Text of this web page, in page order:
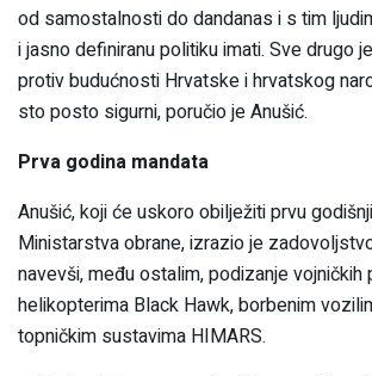
od samostalnosti do dandanas i s tim
i jasno definiranu politiku imati. Sve drugo
protiv budućnosti Hrvatske i hrvatskog
sto posto sigurni, poručio je Anušić.
Prva godina mandata
Anušić, koji će uskoro obilježiti prvu
Ministarstva obrane, izrazio je
navevši, među ostalim, podizanje vojničkih
helikopterima Black Hawk, borbenim
topničkim sustavima HIMARS.